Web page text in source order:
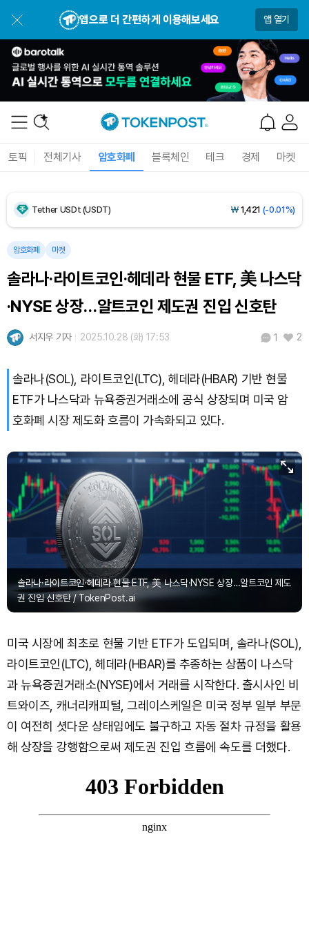
앱으로 더 간편하게 이용해보세요 앱 열기
토픽 전체기사 암호화폐 블록체인 테크 경제 마켓
Tether USDt (USDT) ₩ 1,421 (-0.01%)
BNB (BNB)
USDC (USDC) ₩ 1,422 (+0.02%)
XRP (XRP) ₩1,510(-0.94%)
TRON (TRX) ₩465.6(+0.31%)
Hyperliquid (HYPE)
Dogecoin (DOGE) ₩99.52(+0.07%)
Bitcoin (BTC) ₩ 91,799,547 (+0.89%)
암호화폐 마켓
솔라나·라이트코인·헤데라 현물 ETF, 美 나스닥
·NYSE 상장…알트코인 제도권 진입 신호탄
서지우 기자 2025.10.28 (화) 17:53 1 2
솔라나(SOL), 라이트코인(LTC), 헤데라(HBAR) 기반 현물
ETF가 나스닥과 뉴욕증권거래소에 공식 상장되며 미국 암
호화폐 시장 제도화 흐름이 가속화되고 있다.
솔라나·라이트코인·헤데라 현물 ETF, 美 나스닥·NYSE 상장…알트코인 제도
권 진입 신호탄 / TokenPost.ai
미국 시장에 최초로 현물 기반 ETF가 도입되며, 솔라나(SOL),
라이트코인(LTC), 헤데라(HBAR)를 추종하는 상품이 나스닥
과 뉴욕증권거래소(NYSE)에서 거래를 시작한다. 출시사인 비
트와이즈, 캐너리캐피털, 그레이스케일은 미국 정부 일부 부문
이 여전히 셧다운 상태임에도 불구하고 자동 절차 규정을 활용
해 상장을 강행함으로써 제도권 진입 흐름에 속도를 더했다.